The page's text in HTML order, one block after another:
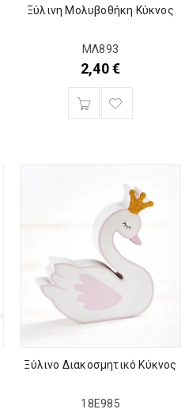
Ξύλινη Μολυβοθήκη Κύκνος
ΜΛ893
2,40€
Ξύλινο Διακοσμητικό Κύκνος
18Ε985